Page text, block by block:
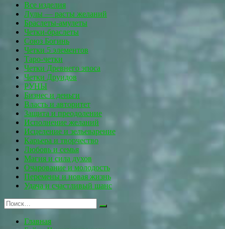
Все изделия
Лулы — расты желаний
Браслеты-амулеты
Четки-браслеты
Союз Богинь
Четки 5 элементов
Таро-четки
Четки Древнего эпоса
Четки Друидов
РУНЫ
Бизнес и деньги
Власть и авторитет
Защита и преодоление
Исполнение желаний
Исцеление и зельеварение
Карьера и творчество
Любовь и семья
Магия и сила духов
Очарование и молодость
Перемены и новая жизнь
Удача и счастливый шанс
Главная